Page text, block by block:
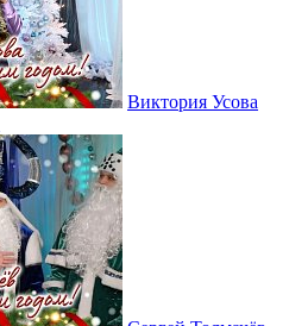
Виктория Усова